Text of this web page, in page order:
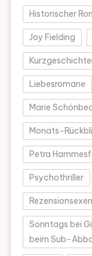
Historischer
Joy Fielding
Liebesromane
Marie
Monats-
Petra
Psychothriller
Sonntags bei
beim Sub-